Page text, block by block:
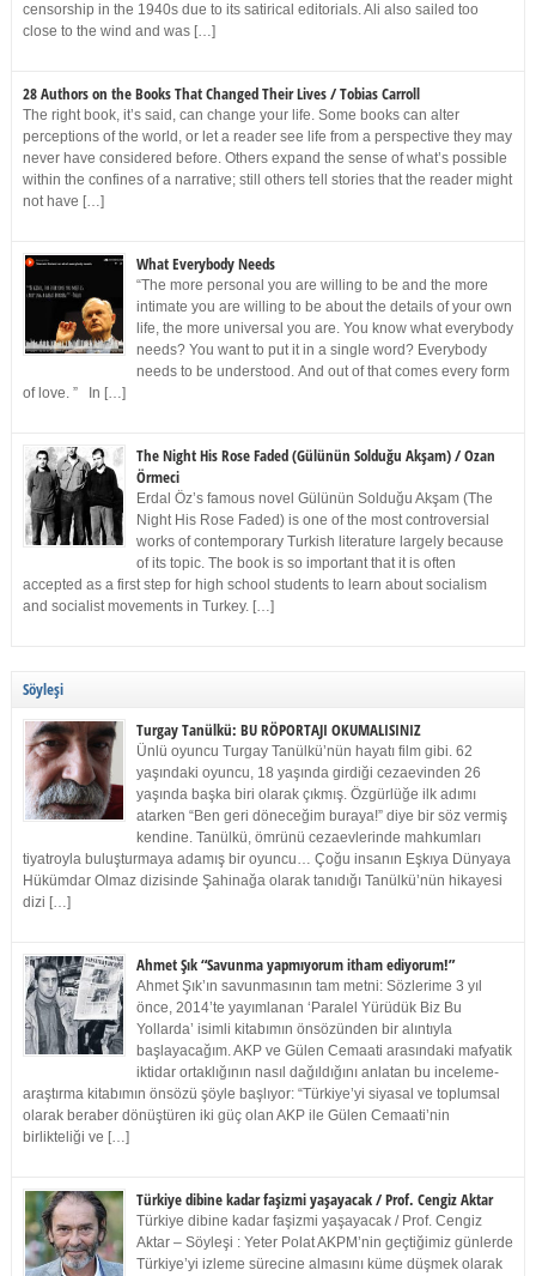
censorship in the 1940s due to its satirical editorials. Ali also sailed too
close to the wind and was […]
28 Authors on the Books That Changed Their Lives / Tobias Carroll
The right book, it’s said, can change your life. Some books can alter
perceptions of the world, or let a reader see life from a perspective they may
never have considered before. Others expand the sense of what’s possible
within the confines of a narrative; still others tell stories that the reader might
not have […]
What Everybody Needs
“The more personal you are willing to be and the more
intimate you are willing to be about the details of your own
life, the more universal you are. You know what everybody
needs? You want to put it in a single word? Everybody
needs to be understood. And out of that comes every form
of love. ” In […]
The Night His Rose Faded (Gülünün Solduğu Akşam) / Ozan
Örmeci
Erdal Öz’s famous novel Gülünün Solduğu Akşam (The
Night His Rose Faded) is one of the most controversial
works of contemporary Turkish literature largely because
of its topic. The book is so important that it is often
accepted as a first step for high school students to learn about socialism
and socialist movements in Turkey. […]
Söyleşi
Turgay Tanülkü: BU RÖPORTAJI OKUMALISINIZ
Ünlü oyuncu Turgay Tanülkü’nün hayatı film gibi. 62
yaşındaki oyuncu, 18 yaşında girdiği cezaevinden 26
yaşında başka biri olarak çıkmış. Özgürlüğe ilk adımı
atarken “Ben geri döneceğim buraya!” diye bir söz vermiş
kendine. Tanülkü, ömrünü cezaevlerinde mahkumları
tiyatroyla buluşturmaya adamış bir oyuncu… Çoğu insanın Eşkıya Dünyaya
Hükümdar Olmaz dizisinde Şahinağa olarak tanıdığı Tanülkü’nün hikayesi
dizi […]
Ahmet Şık “Savunma yapmıyorum itham ediyorum!”
Ahmet Şık’ın savunmasının tam metni: Sözlerime 3 yıl
önce, 2014’te yayımlanan ‘Paralel Yürüdük Biz Bu
Yollarda’ isimli kitabımın önsözünden bir alıntıyla
başlayacağım. AKP ve Gülen Cemaati arasındaki mafyatik
iktidar ortaklığının nasıl dağıldığını anlatan bu inceleme-
araştırma kitabımın önsözü şöyle başlıyor: “Türkiye’yi siyasal ve toplumsal
olarak beraber dönüştüren iki güç olan AKP ile Gülen Cemaati’nin
birlikteliği ve […]
Türkiye dibine kadar faşizmi yaşayacak / Prof. Cengiz Aktar
Türkiye dibine kadar faşizmi yaşayacak / Prof. Cengiz
Aktar – Söyleşi : Yeter Polat AKPM’nin geçtiğimiz günlerde
Türkiye’yi izleme sürecine almasını küme düşmek olarak